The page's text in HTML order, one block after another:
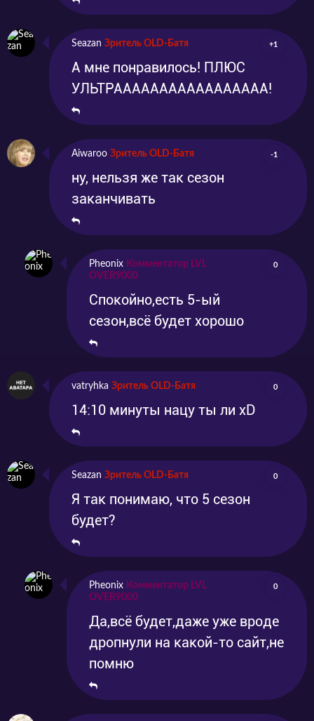
Seazan Зритель OLD-Батя +1
А мне понравилось! ПЛЮС
УЛЬТРААААААААААААААААА!
Aiwaroo Зритель OLD-Батя -1
ну, нельзя же так сезон
заканчивать
Pheonix Комментатор LVL
OVER9000
0
Спокойно,есть 5-ый
сезон,всё будет хорошо
vatryhka Зритель OLD-Батя 0
14:10 минуты нацу ты ли xD
Seazan Зритель OLD-Батя 0
Я так понимаю, что 5 сезон
будет?
Pheonix Комментатор LVL
OVER9000
0
Да,всё будет,даже уже вроде
дропнули на какой-то сайт,не
помню